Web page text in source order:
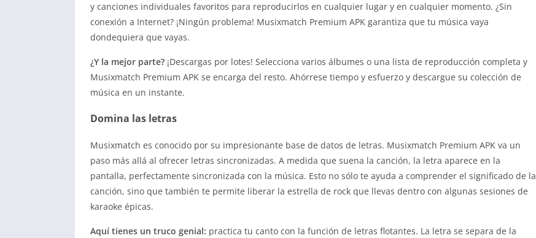
y canciones individuales favoritos para reproducirlos en cualquier lugar y en cualquier momento. ¿Sin
conexión a Internet? ¡Ningún problema! Musixmatch Premium APK garantiza que tu música vaya
dondequiera que vayas.
¿Y la mejor parte? ¡Descargas por lotes! Selecciona varios álbumes o una lista de reproducción completa y
Musixmatch Premium APK se encarga del resto. Ahórrese tiempo y esfuerzo y descargue su colección de
música en un instante.
Domina las letras
Musixmatch es conocido por su impresionante base de datos de letras. Musixmatch Premium APK va un
paso más allá al ofrecer letras sincronizadas. A medida que suena la canción, la letra aparece en la
pantalla, perfectamente sincronizada con la música. Esto no sólo te ayuda a comprender el significado de la
canción, sino que también te permite liberar la estrella de rock que llevas dentro con algunas sesiones de
karaoke épicas.
Aquí tienes un truco genial: practica tu canto con la función de letras flotantes. La letra se separa de la